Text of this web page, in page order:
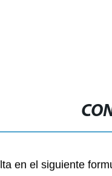
en el siguiente